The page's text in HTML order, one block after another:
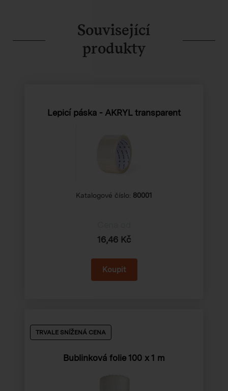
Související
produkty
Lepicí páska - AKRYL transparent
Katalogové číslo: 80001
16,46 Kč
TRVALE SNÍŽENÁ CENA
Bublinková folie 100 x 1 m